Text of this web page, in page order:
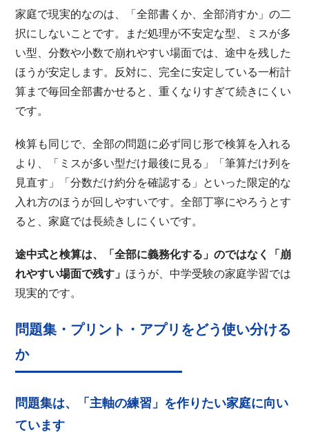
家庭で現実的なのは、「全部書くか、全部消すか」の二
択にしないことです。まだ処理が不安定な型、ミスが多
い型、分数や小数で崩れやすい場面では、途中を残した
ほうが安定します。反対に、完全に安定している一桁計
算まで毎回全部書かせると、重くなりすぎて続きにくい
です。
検算も同じで、全部の問題に必ず同じ形で検算を入れる
より、「ミスが多い型だけ最後に見る」「筆算だけ列を
見直す」「分数だけ約分を確認する」といった限定的な
入れ方のほうが回しやすいです。全部丁寧にやろうとす
ると、家庭では長続きしにくいです。
途中式と検算は、「全部に義務化する」のではなく「崩
れやすい場面で残す」 ほうが、中学受験の家庭学習では
現実的です。
問題集・プリント・アプリをどう使い分ける
か
問題集は、「主軸の練習」を作りたい家庭に向い
ています